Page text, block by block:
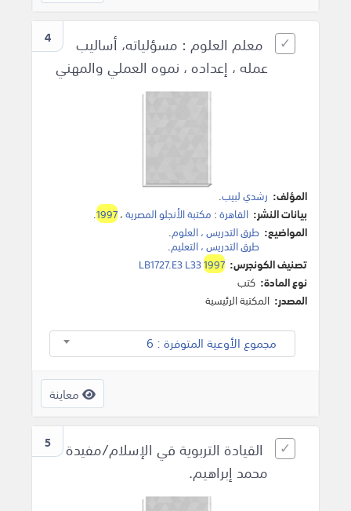
4
معلم العلوم : مسؤلياته، أساليب
عمله ، إعداده ، نموه العملي والمهني
المؤلف: رشدي لبيب.
بيانات النشر: القاهرة: مكتبة الأنجلو المصرية،1997
.
المواضيع: طرق التدريس ، العلوم.
طرق التدريس ، التعليم.
تصنيف الكونجرس:
LB1727.E3 L331997
نوع المادة: كتب
المصدر: المكتبة الرئيسية
مجموع الأوعية المتوفرة : 6
معاينة
5
القيادة التربوية قي الإسلام/مفيدة
محمد إبراهيم.